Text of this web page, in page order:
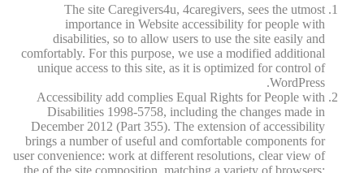
The site Caregivers4u, 4caregivers, sees the utmost
importance in Website accessibility for people with
disabilities, so to allow users to use the site easily and
comfortably. For this purpose, we use a modified additional
unique access to this site, as it is optimized for control of
WordPress.
Accessibility add complies Equal Rights for People with
Disabilities 1998-5758, including the changes made in
December 2012 (Part 355). The extension of accessibility
brings a number of useful and comfortable components for
user convenience: work at different resolutions, clear view of
the of the site composition, matching a variety of browsers;